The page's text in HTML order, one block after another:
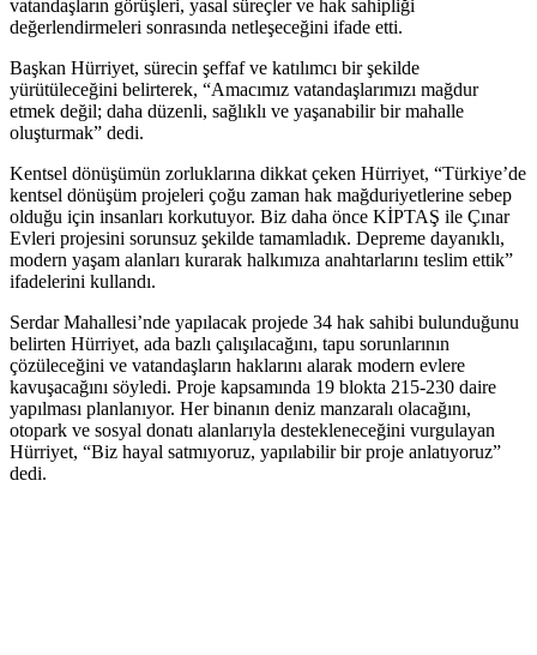
vatandaşların görüşleri, yasal süreçler ve hak sahipliği
değerlendirmeleri sonrasında netleşeceğini ifade etti.
Başkan Hürriyet, sürecin şeffaf ve katılımcı bir şekilde
yürütüleceğini belirterek, “Amacımız vatandaşlarımızı mağdur
etmek değil; daha düzenli, sağlıklı ve yaşanabilir bir mahalle
oluşturmak” dedi.
Kentsel dönüşümün zorluklarına dikkat çeken Hürriyet, “Türkiye’de
kentsel dönüşüm projeleri çoğu zaman hak mağduriyetlerine sebep
olduğu için insanları korkutuyor. Biz daha önce KİPTAŞ ile Çınar
Evleri projesini sorunsuz şekilde tamamladık. Depreme dayanıklı,
modern yaşam alanları kurarak halkımıza anahtarlarını teslim ettik”
ifadelerini kullandı.
Serdar Mahallesi’nde yapılacak projede 34 hak sahibi bulunduğunu
belirten Hürriyet, ada bazlı çalışılacağını, tapu sorunlarının
çözüleceğini ve vatandaşların haklarını alarak modern evlere
kavuşacağını söyledi. Proje kapsamında 19 blokta 215-230 daire
yapılması planlanıyor. Her binanın deniz manzaralı olacağını,
otopark ve sosyal donatı alanlarıyla destekleneceğini vurgulayan
Hürriyet, “Biz hayal satmıyoruz, yapılabilir bir proje anlatıyoruz”
dedi.